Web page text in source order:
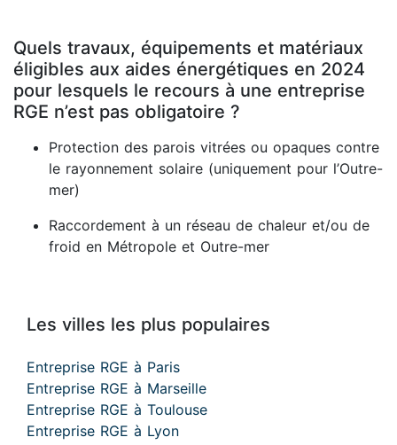
Quels travaux, équipements et matériaux
éligibles aux aides énergétiques en 2024
pour lesquels le recours à une entreprise
RGE n’est pas obligatoire ?
Protection des parois vitrées ou opaques contre
le rayonnement solaire (uniquement pour l’Outre-
mer)
Raccordement à un réseau de chaleur et/ou de
froid en Métropole et Outre-mer
Les villes les plus populaires
Entreprise RGE à Paris
Entreprise RGE à Marseille
Entreprise RGE à Toulouse
Entreprise RGE à Lyon